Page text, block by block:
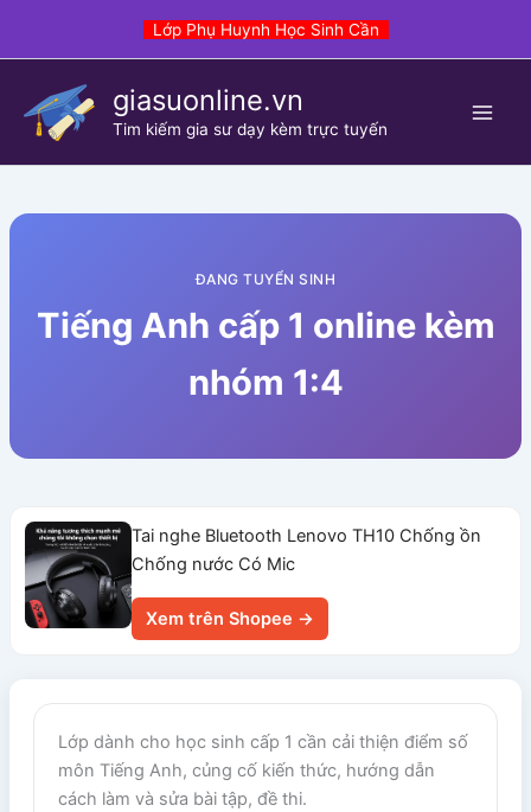
Lớp Phụ Huynh Học Sinh Cần
giasuonline.vn
Tim kiếm gia sư dạy kèm trực tuyến
ĐANG TUYỂN SINH
Tiếng Anh cấp 1 online kèm
nhóm 1:4
Tai nghe Bluetooth Lenovo TH10 Chống ồn
Chống nước Có Mic
Xem trên Shopee →
Lớp dành cho học sinh cấp 1 cần cải thiện điểm số
môn Tiếng Anh, củng cố kiến thức, hướng dẫn
cách làm và sửa bài tập, đề thi.